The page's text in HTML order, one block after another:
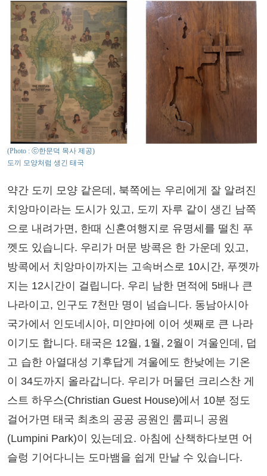
(Photo : ⓒ한문덕 목사 제공)
도끼 모양처럼 생긴 태국
약간 도끼 모양 같은데, 북쪽에는 우리에게 잘 알려진
치앙마이라는 도시가 있고, 도끼 자루 같이 생긴 남쪽
으로 내려가면, 한때 신혼여행지로 유명세를 떨친 푸
껫도 있습니다. 우리가 머문 방콕은 한 가운데 있고,
방콕에서 치앙마이까지는 고속버스로 10시간, 푸껫까
지는 12시간이 걸립니다. 우리 남한 면적에 5배나 큰
나라이고, 인구도 7천만 명이 넘습니다. 동남아시아
국가에서 인도네시아, 미얀마에 이어 셋째로 큰 나라
이기도 합니다. 태국은 12월, 1월, 2월이 겨울인데, 덥
고 습한 아열대성 기후답게 겨울에도 한낮에는 기온
이 34도까지 올라갑니다. 우리가 머물던 크리스찬 게
스트 하우스(Christian Guest House)에서 10분 정도
걸어가면 태국 최초의 공공 공원인 룸피니 공원
(Lumpini Park)이 있는데요. 아침에 산책하다보면 어
슬렁 기어다니는 도마뱀을 쉽게 만날 수 있습니다.